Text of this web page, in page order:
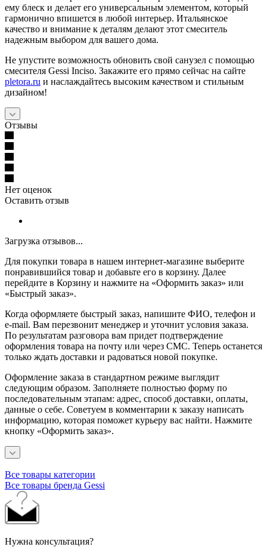
ему блеск и делает его универсальным элементом, который
гармонично впишется в любой интерьер. Итальянское
качество и внимание к деталям делают этот смеситель
надежным выбором для вашего дома.
Не упустите возможность обновить свой санузел с помощью
смесителя Gessi Inciso. Закажите его прямо сейчас на сайте
pletora.ru и наслаждайтесь высоким качеством и стильным
дизайном!
Отзывы
Нет оценок
Оставить отзыв
Загрузка отзывов...
Для покупки товара в нашем интернет-магазине выберите
понравившийся товар и добавьте его в корзину. Далее
перейдите в Корзину и нажмите на «Оформить заказ» или
«Быстрый заказ».
Когда оформляете быстрый заказ, напишите ФИО, телефон и
e-mail. Вам перезвонит менеджер и уточнит условия заказа.
По результатам разговора вам придет подтверждение
оформления товара на почту или через СМС. Теперь останется
только ждать доставки и радоваться новой покупке.
Оформление заказа в стандартном режиме выглядит
следующим образом. Заполняете полностью форму по
последовательным этапам: адрес, способ доставки, оплаты,
данные о себе. Советуем в комментарии к заказу написать
информацию, которая поможет курьеру вас найти. Нажмите
кнопку «Оформить заказ».
Все товары категории
Все товары бренда Gessi
Нужна консультация?